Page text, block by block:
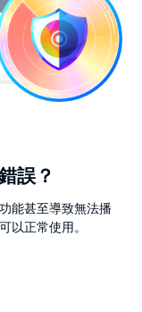
誤？
能甚至導致無法播
以正常使用。